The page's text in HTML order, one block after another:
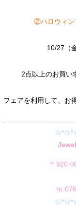
②ハロウィン
10/27（
2点以上のお買い
フェアを利用して、お
〒920-